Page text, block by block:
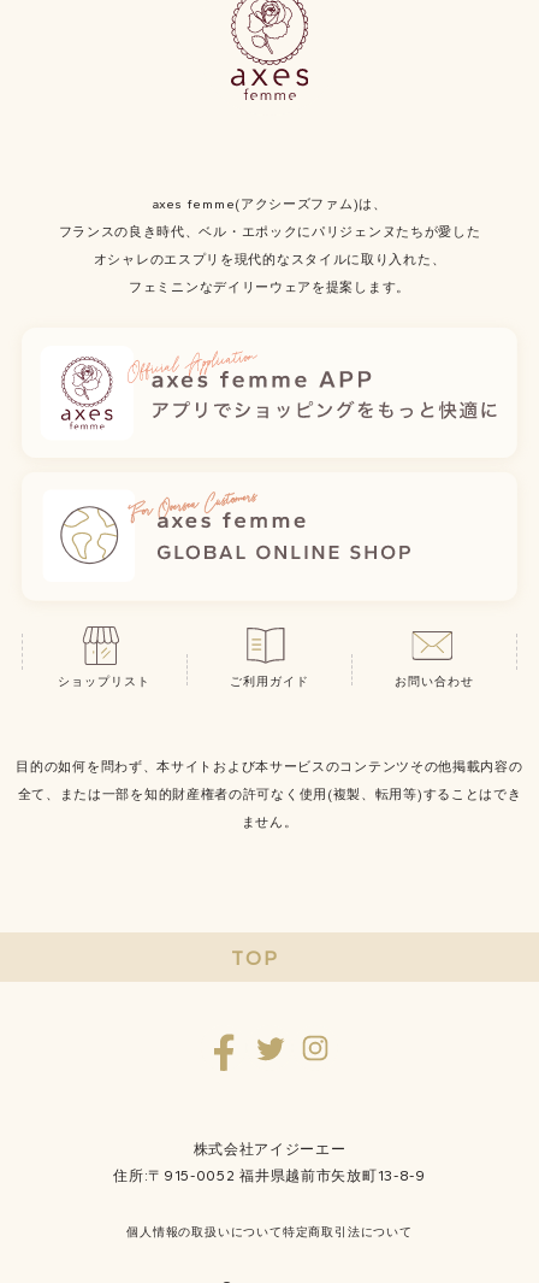
axes femme(アクシーズファム)は、
フランスの良き時代、ベル・エポックにパリジェンヌたちが愛した
オシャレのエスプリを現代的なスタイルに取り入れた、
フェミニンなデイリーウェアを提案します。
ショップリスト ご利用ガイド お問い合わせ
目的の如何を問わず、本サイトおよび本サービスのコンテンツその他掲載内容の
全て、または一部を知的財産権者の許可なく使用(複製、転用等)することはでき
ません。
TOP
株式会社アイジーエー
住所:〒915-0052 福井県越前市矢放町13-8-9
個人情報の取扱いについて特定商取引法について